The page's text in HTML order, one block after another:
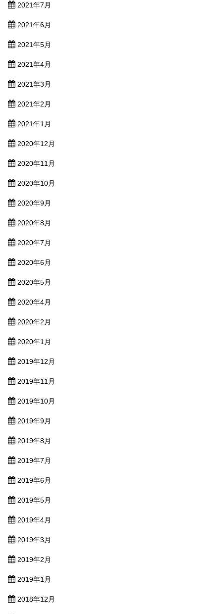
2021年7月
2021年6月
2021年5月
2021年4月
2021年3月
2021年2月
2021年1月
2020年12月
2020年11月
2020年10月
2020年9月
2020年8月
2020年7月
2020年6月
2020年5月
2020年4月
2020年2月
2020年1月
2019年12月
2019年11月
2019年10月
2019年9月
2019年8月
2019年7月
2019年6月
2019年5月
2019年4月
2019年3月
2019年2月
2019年1月
2018年12月